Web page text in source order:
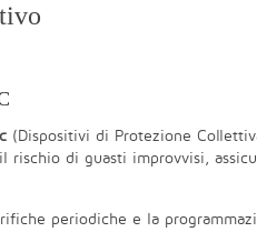
(Dispositivi di Protezione
rischio di guasti improvvisi,
periodiche e la